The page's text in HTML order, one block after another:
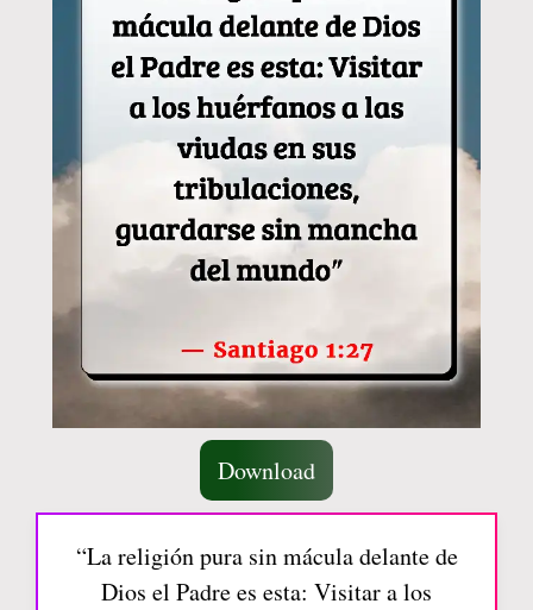
Download
“La religión pura sin mácula delante de
Dios el Padre es esta: Visitar a los